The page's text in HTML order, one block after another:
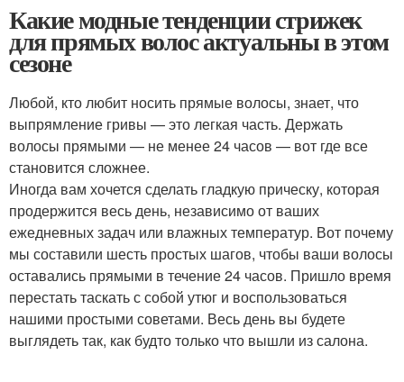
Какие модные тенденции стрижек
для прямых волос актуальны в этом
сезоне
Любой, кто любит носить прямые волосы, знает, что
выпрямление гривы — это легкая часть. Держать
волосы прямыми — не менее 24 часов — вот где все
становится сложнее.
Иногда вам хочется сделать гладкую прическу, которая
продержится весь день, независимо от ваших
ежедневных задач или влажных температур. Вот почему
мы составили шесть простых шагов, чтобы ваши волосы
оставались прямыми в течение 24 часов. Пришло время
перестать таскать с собой утюг и воспользоваться
нашими простыми советами. Весь день вы будете
выглядеть так, как будто только что вышли из салона.